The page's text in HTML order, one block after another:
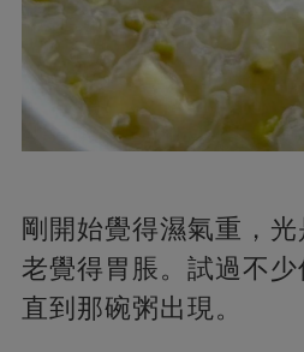
剛開始覺得濕氣重，
老覺得胃脹。試過不少
直到那碗粥出現。